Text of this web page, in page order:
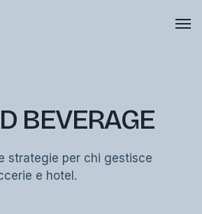
BEVERAGE
strategie per chi gestisce
e hotel.